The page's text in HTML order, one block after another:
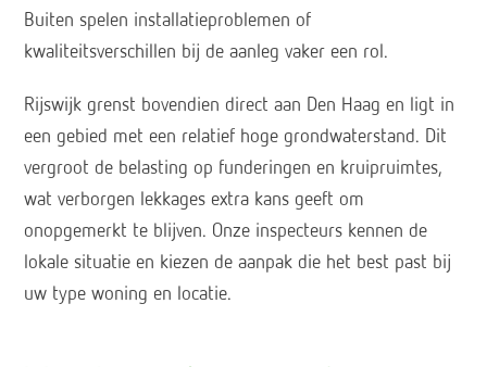
Buiten spelen installatieproblemen of
kwaliteitsverschillen bij de aanleg vaker een rol.
Rijswijk grenst bovendien direct aan Den Haag en ligt in
een gebied met een relatief hoge grondwaterstand. Dit
vergroot de belasting op funderingen en kruipruimtes,
wat verborgen lekkages extra kans geeft om
onopgemerkt te blijven. Onze inspecteurs kennen de
lokale situatie en kiezen de aanpak die het best past bij
uw type woning en locatie.